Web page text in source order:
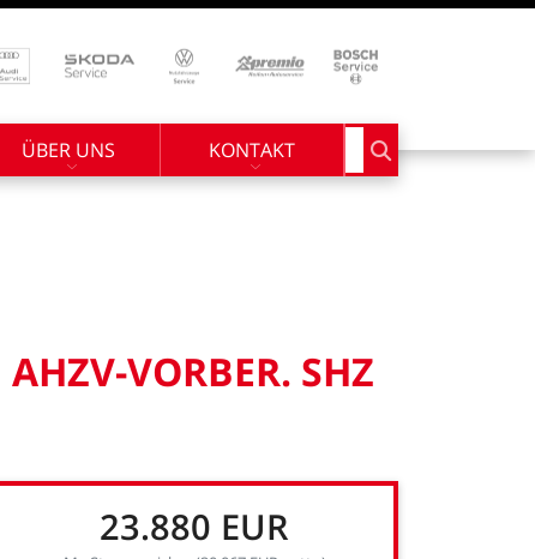
ÜBER UNS KONTAKT Suchbegriff
AHZV-VORBER. SHZ
23.880 EUR